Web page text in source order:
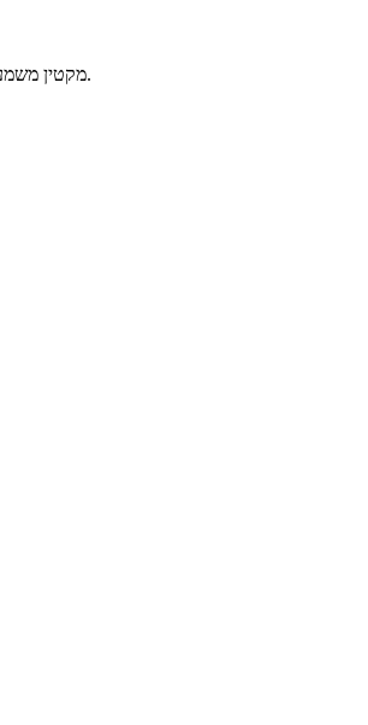
מקטין משמעותית את הנזק הנגרם לערכים התזונתיים בטחינה של בלנדר.